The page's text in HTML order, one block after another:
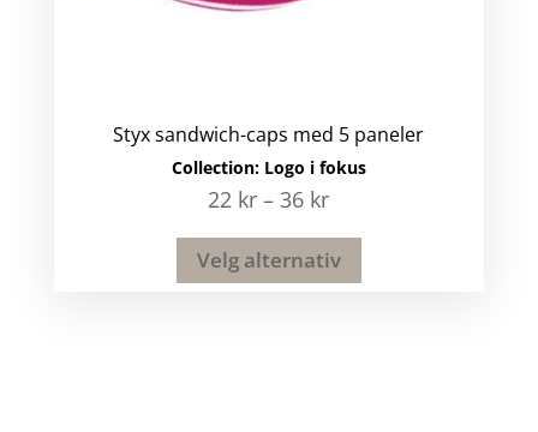
Styx sandwich-caps med 5 paneler
Collection: Logo i fokus
22 kr –36 kr
Velg alternativ